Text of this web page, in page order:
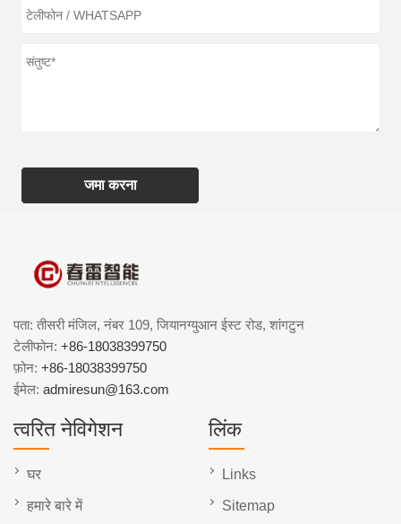
जमा करना
पता: तीसरी मंजिल, नंबर 109, जियानग्युआन ईस्ट रोड, शांगटुन
टेलीफोन: +86-18038399750
फ़ोन: +86-18038399750
ईमेल: admiresun@163.com
त्वरित नेविगेशन
घर
हमारे बारे में
लिंक
Links
Sitemap